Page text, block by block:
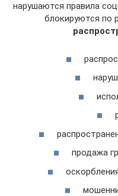
нарушаются правила
блокируются по
продажа